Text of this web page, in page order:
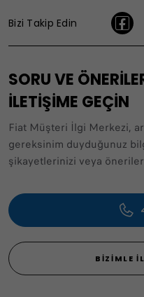
Bizi Takip Edin
SORU VE
İLETİŞİME GEÇİN
Fiat Müşteri İlgi Merkezi,
gereksinim duyduğunuz
şikayetlerinizi veya
BIZIMLE